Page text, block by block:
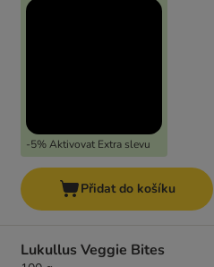
-5% Aktivovat Extra slevu
Přidat do košíku
Lukullus Veggie Bites